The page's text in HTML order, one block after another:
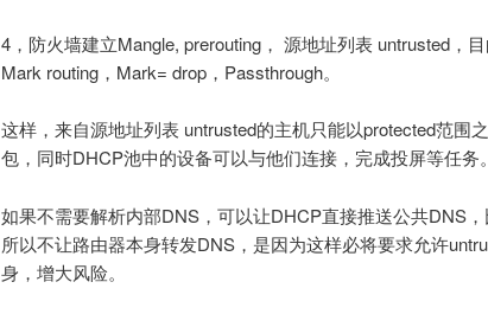
4，防火墙建立Mangle, prerouting， 源地址列表 untrusted，
Mark routing，Mark= drop，Passthrough。
这样，来自源地址列表 untrusted的主机只能以protected范围
包，同时DHCP池中的设备可以与他们连接，完成投屏等任务。
如果不需要解析内部DNS，可以让DHCP直接推送公共DNS，
所以不让路由器本身转发DNS，是因为这样必将要求允许
身，增大风险。